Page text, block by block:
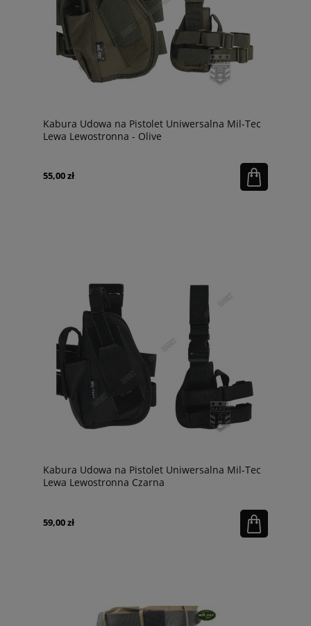
Kabura Udowa na Pistolet Uniwersalna Mil-Tec
Lewa Lewostronna - Olive
55,00 zł
Kabura Udowa na Pistolet Uniwersalna Mil-Tec
Lewa Lewostronna Czarna
59,00 zł